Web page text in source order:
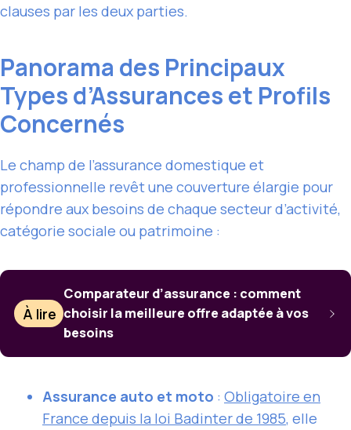
clauses par les deux parties.
Panorama des Principaux
Types d’Assurances et Profils
Concernés
Le champ de l’assurance domestique et
professionnelle revêt une couverture élargie pour
répondre aux besoins de chaque secteur d’activité,
catégorie sociale ou patrimoine :
À lire
Comparateur d’assurance : comment
choisir la meilleure offre adaptée à vos
besoins
Assurance auto et moto : Obligatoire en
France depuis la loi Badinter de 1985, elle